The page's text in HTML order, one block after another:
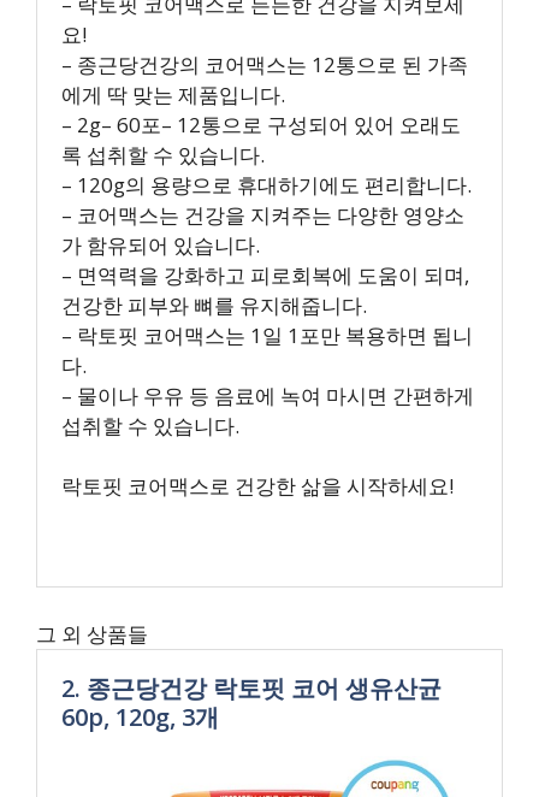
요!
– 종근당건강의 코어맥스는 12통으로 된 가족
에게 딱 맞는 제품입니다.
– 2g– 60포– 12통으로 구성되어 있어 오래도
록 섭취할 수 있습니다.
– 120g의 용량으로 휴대하기에도 편리합니다.
– 코어맥스는 건강을 지켜주는 다양한 영양소
가 함유되어 있습니다.
– 면역력을 강화하고 피로회복에 도움이 되며,
건강한 피부와 뼈를 유지해줍니다.
– 락토핏 코어맥스는 1일 1포만 복용하면 됩니
다.
– 물이나 우유 등 음료에 녹여 마시면 간편하게
섭취할 수 있습니다.
락토핏 코어맥스로 건강한 삶을 시작하세요!
그 외 상품들
2. 종근당건강 락토핏 코어 생유산균
60p, 120g, 3개